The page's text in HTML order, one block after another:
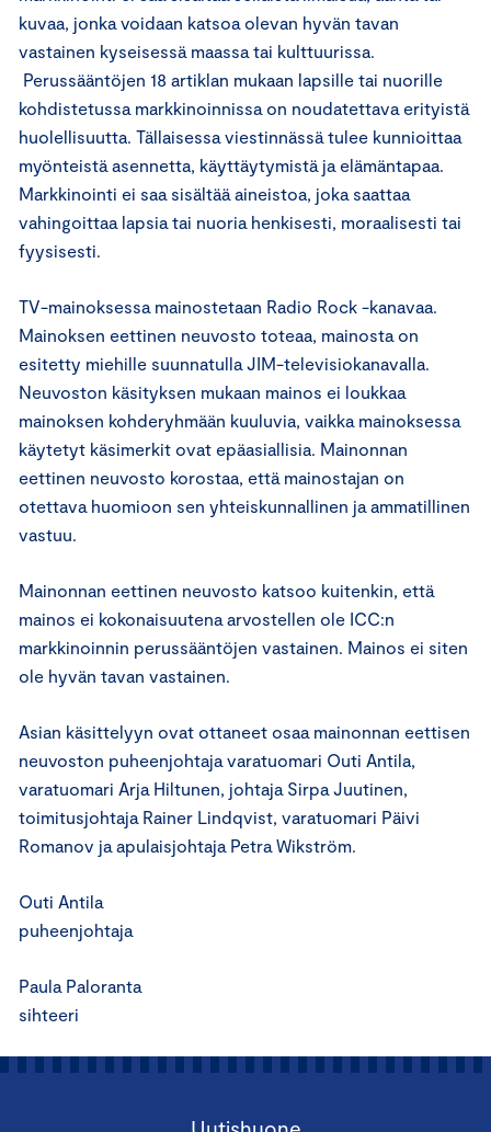
kuvaa, jonka voidaan katsoa olevan hyvän tavan
vastainen kyseisessä maassa tai kulttuurissa.
Perussääntöjen 18 artiklan mukaan lapsille tai nuorille
kohdistetussa markkinoinnissa on noudatettava erityistä
huolellisuutta. Tällaisessa viestinnässä tulee kunnioittaa
myönteistä asennetta, käyttäytymistä ja elämäntapaa.
Markkinointi ei saa sisältää aineistoa, joka saattaa
vahingoittaa lapsia tai nuoria henkisesti, moraalisesti tai
fyysisesti.
TV-mainoksessa mainostetaan Radio Rock -kanavaa.
Mainoksen eettinen neuvosto toteaa, mainosta on
esitetty miehille suunnatulla JIM-televisiokanavalla.
Neuvoston käsityksen mukaan mainos ei loukkaa
mainoksen kohderyhmään kuuluvia, vaikka mainoksessa
käytetyt käsimerkit ovat epäasiallisia. Mainonnan
eettinen neuvosto korostaa, että mainostajan on
otettava huomioon sen yhteiskunnallinen ja ammatillinen
vastuu.
Mainonnan eettinen neuvosto katsoo kuitenkin, että
mainos ei kokonaisuutena arvostellen ole ICC:n
markkinoinnin perussääntöjen vastainen. Mainos ei siten
ole hyvän tavan vastainen.
Asian käsittelyyn ovat ottaneet osaa mainonnan eettisen
neuvoston puheenjohtaja varatuomari Outi Antila,
varatuomari Arja Hiltunen, johtaja Sirpa Juutinen,
toimitusjohtaja Rainer Lindqvist, varatuomari Päivi
Romanov ja apulaisjohtaja Petra Wikström.
Outi Antila
puheenjohtaja
Paula Paloranta
sihteeri